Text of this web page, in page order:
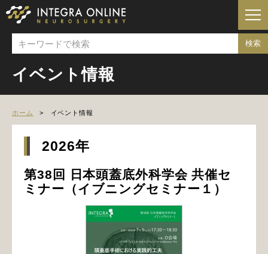
イベント情報
ホーム イベント情報
2026年
第38回 日本頭蓋底外科学会 共催セ
ミナー（イブニングセミナー１）